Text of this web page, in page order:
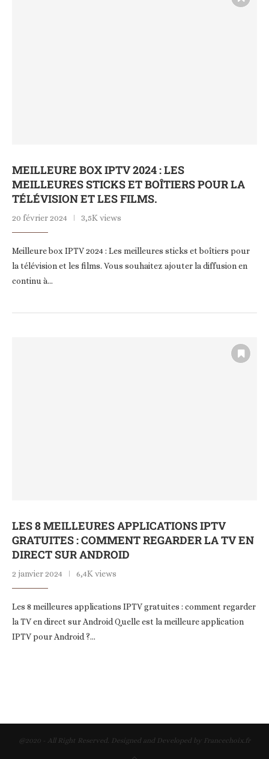
MEILLEURE BOX IPTV 2024 : LES
MEILLEURES STICKS ET BOÎTIERS POUR LA
TÉLÉVISION ET LES FILMS.
20 février 2024 3,5K views
Meilleure box IPTV 2024 : Les meilleures sticks et boîtiers pour
la télévision et les films. Vous souhaitez ajouter la diffusion en
continu à…
LES 8 MEILLEURES APPLICATIONS IPTV
GRATUITES : COMMENT REGARDER LA TV EN
DIRECT SUR ANDROID
2 janvier 2024 6,4K views
Les 8 meilleures applications IPTV gratuites : comment regarder
la TV en direct sur Android Quelle est la meilleure application
IPTV pour Android ?…
@2020 - All Right Reserved. Designed and Developed by Francechoix.fr